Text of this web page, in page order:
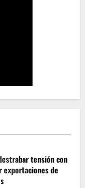
tensión con
exportaciones de